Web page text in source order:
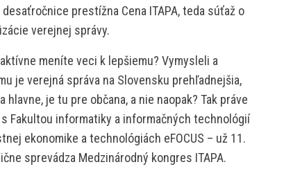
prestížna Cena ITAPA, teda súťaž o
verejnej správy.
meníte veci k lepšiemu? Vymysleli a
je verejná správa na Slovensku prehľadnejšia,
je tu pre občana, a nie naopak? Tak práve
Fakultou informatiky a informačných technológií
ekonomike a technológiách eFOCUS – už 11.
sprevádza Medzinárodný kongres ITAPA.